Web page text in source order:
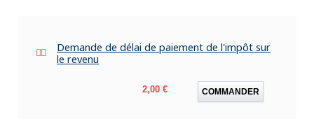
Demande de délai de paiement de l'impôt sur
le revenu
Prix
2,00 € COMMANDER